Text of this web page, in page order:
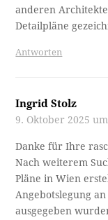
anderen
Detailpläne
Antworten
Ingrid Stolz
9. Oktober 2025
Danke für Ihre
Nach weiterem
Pläne in Wien
Angebotslegung
ausgegeben